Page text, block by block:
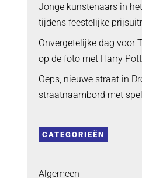
Jonge kunstenaars in
tijdens feestelijke
Onvergetelijke dag voor
op de foto met Harry
Oeps, nieuwe straat in
straatnaambord met
CATEGORIEËN
Algemeen